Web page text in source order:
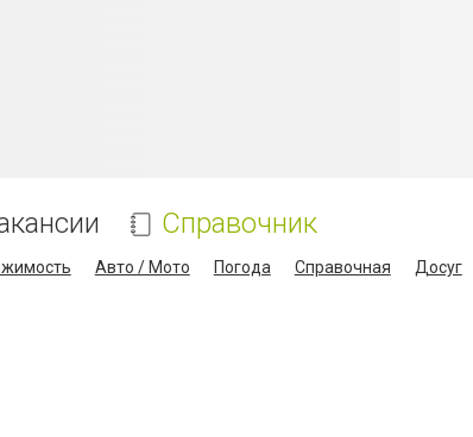
Справочник
Авто / Мото Погода Справочная Досуг